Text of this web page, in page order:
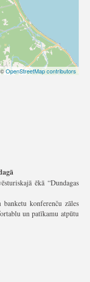
OpenStreetMap contributors
ēkā “Dundagas
konferenču zāles
un patīkamu atpūtu